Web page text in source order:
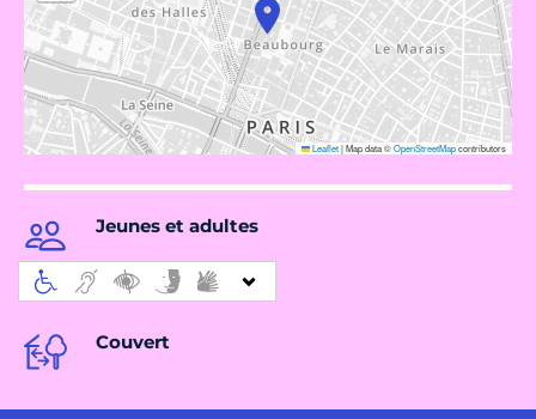
Leaflet|Map data ©OpenStreetMapcontributors
Jeunes et adultes
Couvert